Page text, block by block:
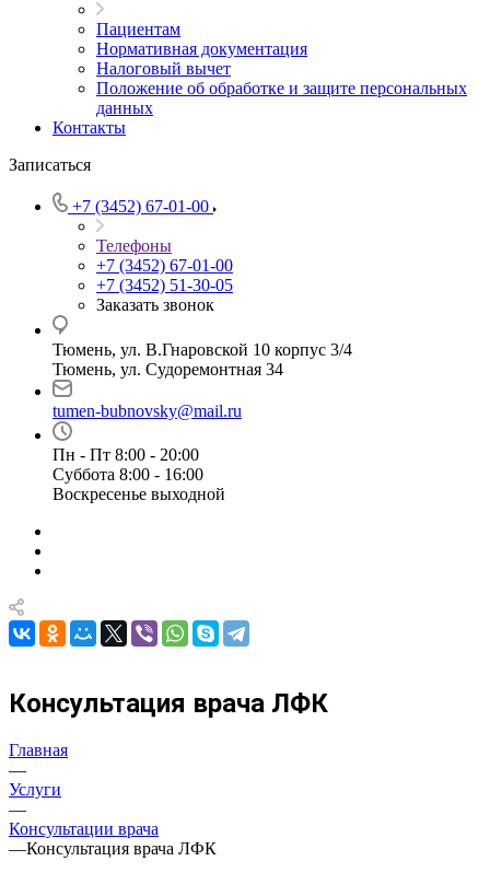
Пациентам
Нормативная документация
Налоговый вычет
Положение об обработке и защите персональных
данных
Контакты
Записаться
+7 (3452) 67-01-00
Телефоны
+7 (3452) 67-01-00
+7 (3452) 51-30-05
Заказать звонок
Тюмень, ул. В.Гнаровской 10 корпус 3/4
Тюмень, ул. Судоремонтная 34
tumen-bubnovsky@mail.ru
Пн - Пт 8:00 - 20:00
Суббота 8:00 - 16:00
Воскресенье выходной
Консультация врача ЛФК
Главная
—
Услуги
—
Консультации врача
—Консультация врача ЛФК